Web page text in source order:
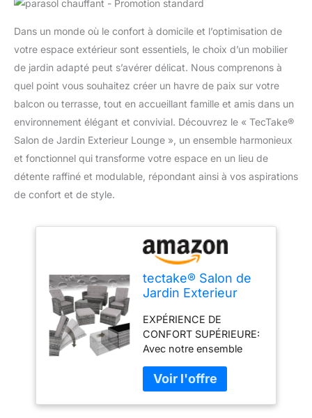
Dans un monde où le confort à domicile et l’optimisation de
votre espace extérieur sont essentiels, le choix d’un mobilier
de jardin adapté peut s’avérer délicat. Nous comprenons à
quel point vous souhaitez créer un havre de paix sur votre
balcon ou terrasse, tout en accueillant famille et amis dans un
environnement élégant et convivial. Découvrez le « TecTake®
Salon de Jardin Exterieur Lounge », un ensemble harmonieux
et fonctionnel qui transforme votre espace en un lieu de
détente raffiné et modulable, répondant ainsi à vos aspirations
de confort et de style.
tectake® Salon de
Jardin Exterieur
Rotin 6 Places 1
Canapé 2 Fauteuil
Salon 2 Tabouret
Pouf et 1 Table de
Jardin, Dossier
inclinable Mobilier
de Jardin pour
EXPÉRIENCE DE
CONFORT SUPÉRIEURE:
Avec notre ensemble
vous une oasis de
détente pouvant
accueillir jusqu'à 6